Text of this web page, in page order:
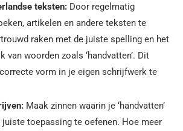
teksten: Door regelmatig
artikelen en andere teksten te
raken met de juiste spelling en het
van woorden zoals ‘handvatten’. Dit
vorm in je eigen schrijfwerk te
Maak zinnen waarin je ‘handvatten’
toepassing te oefenen. Hoe meer